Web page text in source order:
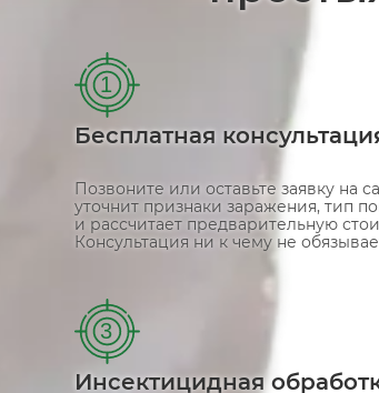
1
Бесплатная
Позвоните или оставьте заявку на
уточнит признаки заражения, тип
и рассчитает предварительную
Консультация ни к чему не
3
Инсектицидная